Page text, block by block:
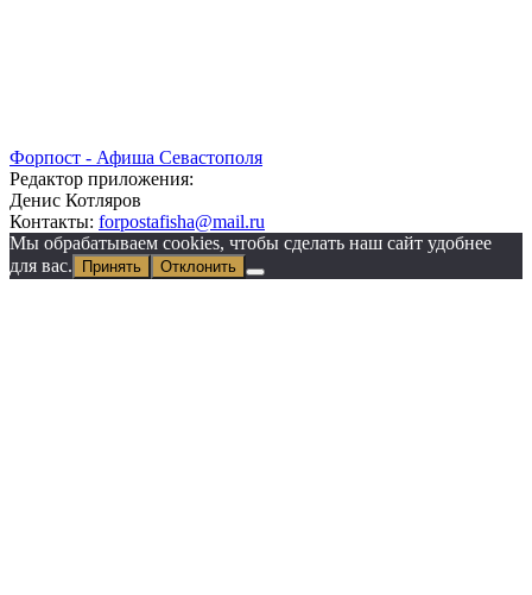
Форпост - Афиша Севастополя
Редактор приложения:
Денис Котляров
Контакты: forpostafisha@mail.ru
Мы обрабатываем cookies, чтобы сделать наш сайт удобнее
для вас.
Принять Отклонить